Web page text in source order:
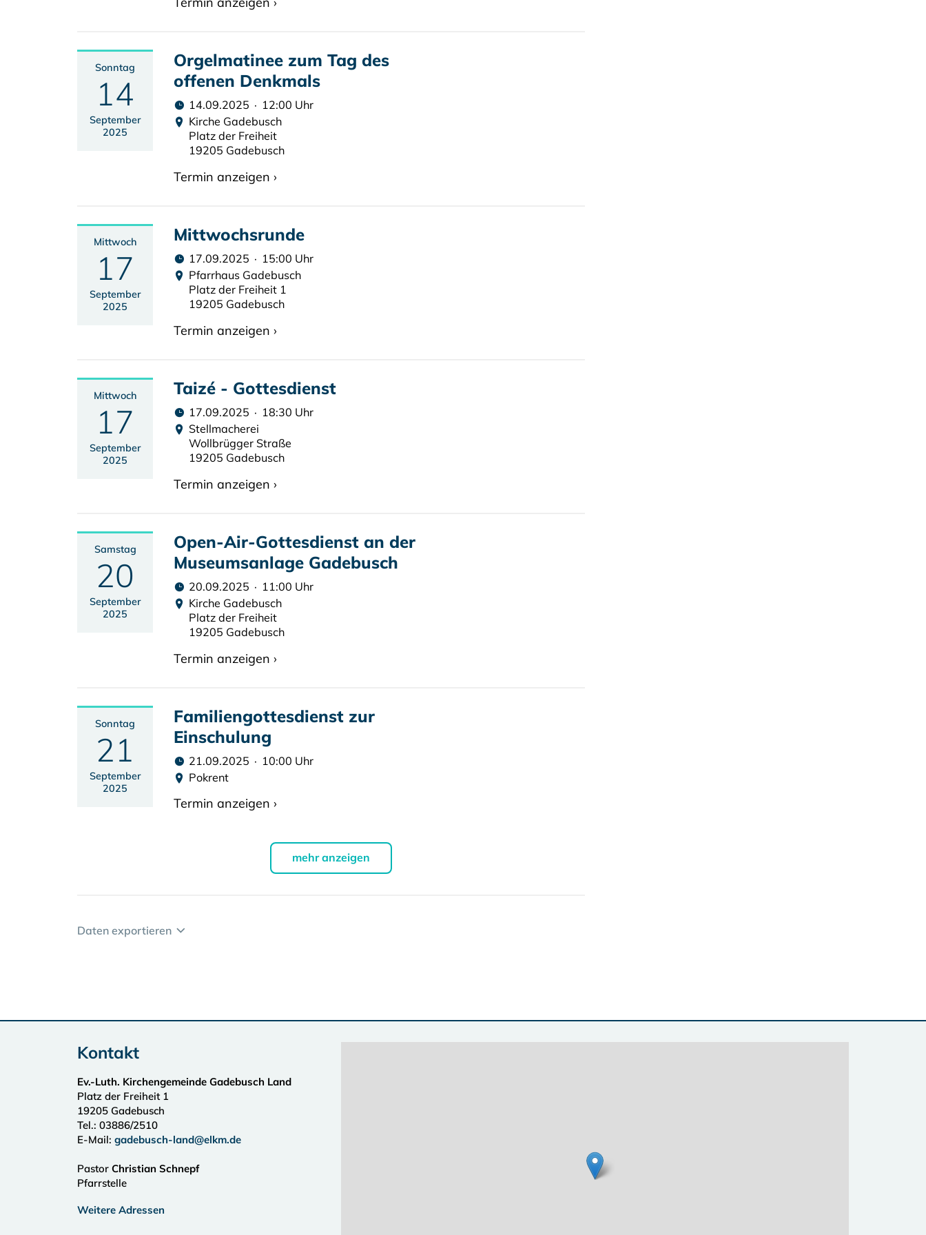
Sonntag
14
September
2025
Orgelmatinee zum Tag des
offenen Denkmals
14.09.2025 · 12:00 Uhr
Kirche Gadebusch
Platz der Freiheit
19205 Gadebusch
Termin anzeigen ›
Mittwoch
17
September
2025
Mittwochsrunde
17.09.2025 · 15:00 Uhr
Pfarrhaus Gadebusch
Platz der Freiheit 1
19205 Gadebusch
Termin anzeigen ›
Mittwoch
17
September
2025
Taizé - Gottesdienst
17.09.2025 · 18:30 Uhr
Stellmacherei
Wollbrügger Straße
19205 Gadebusch
Termin anzeigen ›
Samstag
20
September
2025
Open-Air-Gottesdienst an der
Museumsanlage Gadebusch
20.09.2025 · 11:00 Uhr
Kirche Gadebusch
Platz der Freiheit
19205 Gadebusch
Termin anzeigen ›
Sonntag
21
September
2025
Familiengottesdienst zur
Einschulung
21.09.2025 · 10:00 Uhr
Pokrent
Termin anzeigen ›
mehr anzeigen
Daten exportieren
Kontakt
Ev.-Luth. Kirchengemeinde Gadebusch Land
Platz der Freiheit 1
19205 Gadebusch
Tel.: 03886/2510
E-Mail: gadebusch-land@elkm.de
Pastor Christian Schnepf
Pfarrstelle
Weitere Adressen